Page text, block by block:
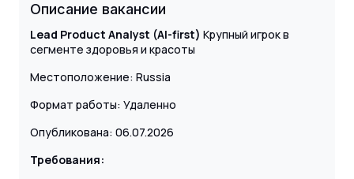
Описание вакансии
Lead Product Analyst (AI-first) Крупный игрок в
сегменте здоровья и красоты
Местоположение: Russia
Формат работы: Удаленно
Опубликована: 06.07.2026
Требования: